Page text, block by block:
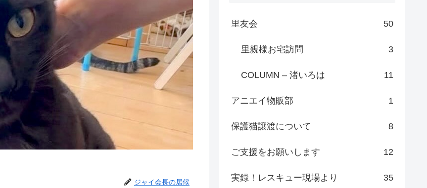
ジャイ会長の居候
里友会 50
里親様お宅訪問 3
COLUMN – 渚いろは 11
アニエイ物販部 1
保護猫譲渡について 8
ご支援をお願いします 12
実録！レスキュー現場より 35